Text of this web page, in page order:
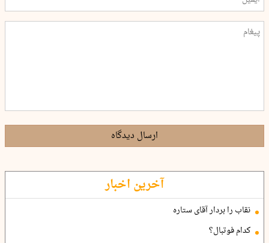
ارسال دیدگاه
آخرین اخبار
نقاب را بردار آقای ستاره
کدام فوتبال؟